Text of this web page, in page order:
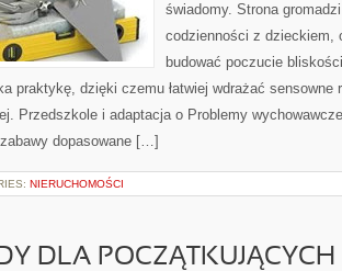
świadomy. Strona
codzienności z dzieckiem,
budować poczucie
praktykę, dzięki czemu łatwiej wdrażać sensowne
Przedszkole i adaptacja o Problemy
dopasowane […]
NIERUCHOMOŚCI
DLA POCZĄTKUJĄCYCH